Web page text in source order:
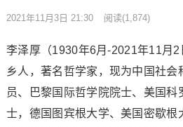
2021年11月3日 21:30 阅读(1,874)
李泽厚（1930年6月-2021年11月
乡人，著名哲学家，现为中国社
员、巴黎国际哲学院院士、美国
士，德国图宾根大学、美国密歇根